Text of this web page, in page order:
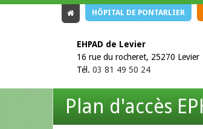
HÔPITAL DE PONTARLIER
EHPAD de Levier
16 rue du rocheret, 25270 Levier
Tél. 03 81 49 50 24
Plan d'accès